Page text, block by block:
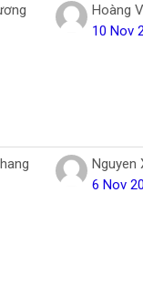
Hoàng
10 Nov
Nguyen
6 Nov